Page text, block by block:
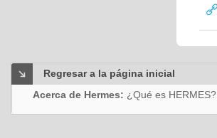
Regresar a la página inicial
Acerca de Hermes: ¿Qué es HERMES?